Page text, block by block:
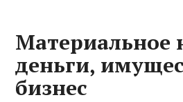
Материальное
деньги,
бизнес